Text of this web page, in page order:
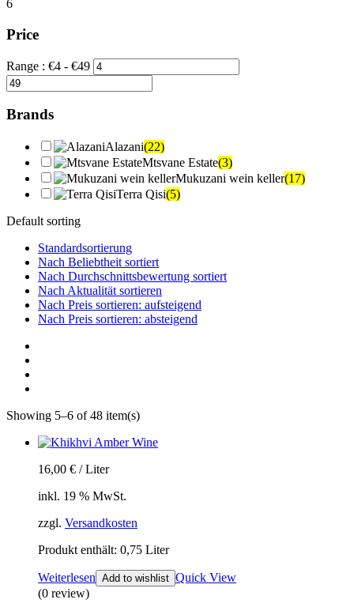
6
Price
Range : €4 - €49
Brands
Alazani(22)
Mtsvane Estate(3)
Mukuzani wein keller(17)
Terra Qisi(5)
Default sorting
Standardsortierung
Nach Beliebtheit sortiert
Nach Durchschnittsbewertung sortiert
Nach Aktualität sortieren
Nach Preis sortieren: aufsteigend
Nach Preis sortieren: absteigend
Showing 5–6 of 48 item(s)
16,00 € /Liter
inkl. 19 % MwSt.
zzgl. Versandkosten
Produkt enthält: 0,75 Liter
Weiterlesen Add to wishlist Quick View
(0 review)